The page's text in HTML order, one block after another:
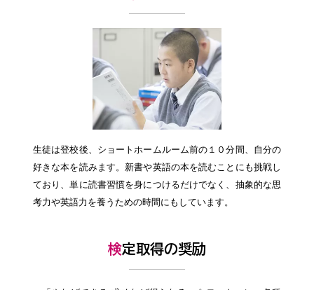
生徒は登校後、ショートホームルーム前の１０分間、自分の
好きな本を読みます。新書や英語の本を読むことにも挑戦し
ており、単に読書習慣を身につけるだけでなく、抽象的な思
考力や英語力を養うための時間にもしています。
検定取得の奨励